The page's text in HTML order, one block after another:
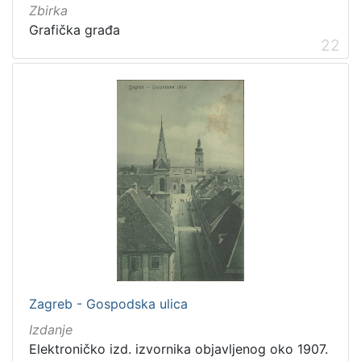
Zbirka
Grafička građa
22
Zagreb - Gospodska ulica
Izdanje
Elektroničko izd. izvornika objavljenog oko 1907.